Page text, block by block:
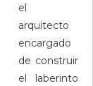
el
arquitecto
encargado
de construir
el laberinto